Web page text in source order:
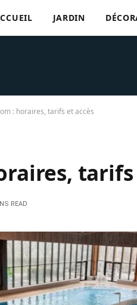
JARDIN
: horaires, tarifs et accès
READ